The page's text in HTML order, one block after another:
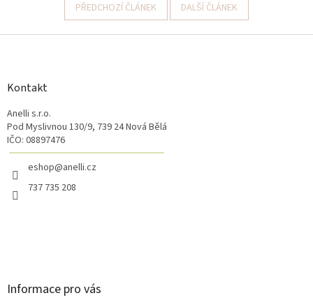
PŘEDCHOZÍ ČLÁNEK DALŠÍ ČLÁNEK
Z
Kontakt
Anelli s.r.o.
Pod Myslivnou 130/9, 739 24 Nová Bělá
IČO: 08897476
eshop@anelli.cz
737 735 208
Informace pro vás